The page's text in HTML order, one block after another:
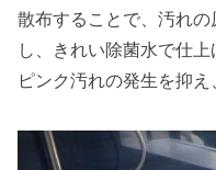
散布することで、汚れ
し、きれい除菌水で仕
ピンク汚れの発生を抑